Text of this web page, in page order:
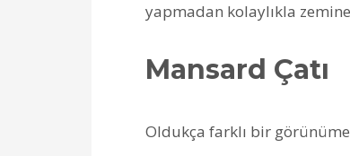
yapmadan kolaylıkla
Mansard Çatı
Oldukça farklı bir görünüme